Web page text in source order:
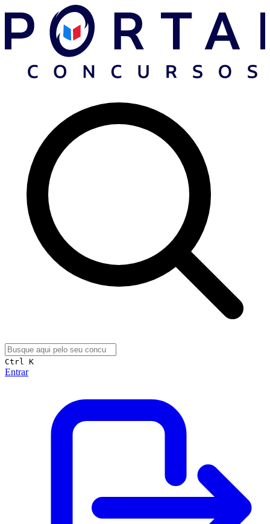
Ctrl K
Entrar